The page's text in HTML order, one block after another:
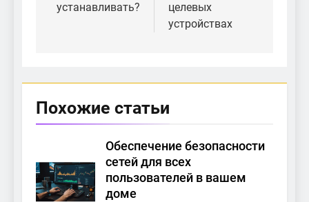
устанавливать?
целевых
устройствах
Похожие статьи
Обеспечение безопасности
сетей для всех
пользователей в вашем
доме